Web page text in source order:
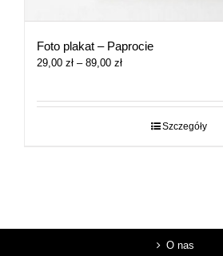
Foto plakat – Paprocie
29,00 zł – 89,00 złZakres
29,00 zł
Szczegóły
O nas